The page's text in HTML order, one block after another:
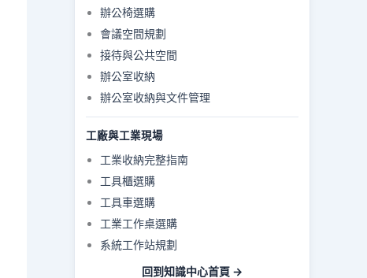
辦公椅選購
會議空間規劃
接待與公共空間
辦公室收納
辦公室收納與文件管理
工廠與工業現場
工業收納完整指南
工具櫃選購
工具車選購
工業工作桌選購
系統工作站規劃
回到知識中心首頁 →